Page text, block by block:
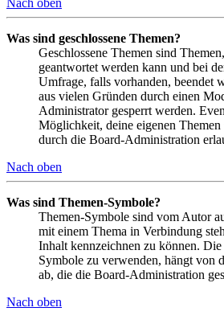
Was sind geschlossene Themen?
Geschlossene Themen sind
geantwortet werden kann und bei
Umfrage, falls vorhanden, beendet
aus vielen Gründen durch einen
Administrator gesperrt werden.
Möglichkeit, deine eigenen Themen
durch die Board-Administration
Nach oben
Was sind Themen-Symbole?
Themen-Symbole sind vom Autor
mit einem Thema in Verbindung
Inhalt kennzeichnen zu können.
Symbole zu verwenden, hängt von
ab, die die Board-Administration
Nach oben